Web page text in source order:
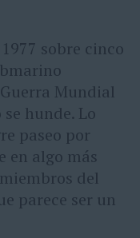
sobre cinco
Mundial
hunde. Lo
paseo por
en algo más
del
parece ser un